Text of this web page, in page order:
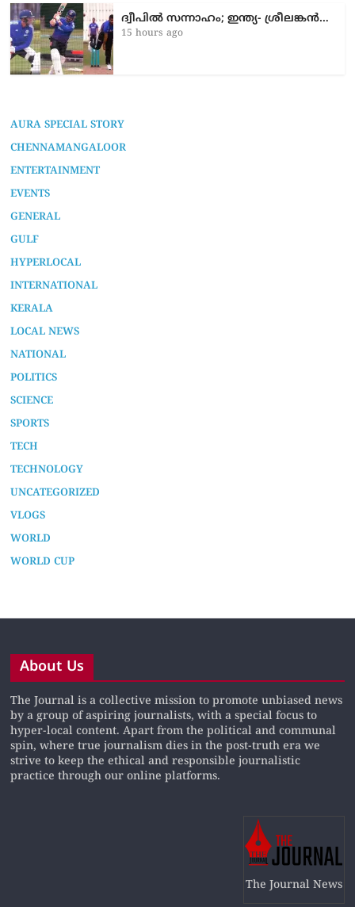
ദ്വീപിൽ സന്നാഹം; ഇന്ത്യ- ശ്രീലങ്കൻ…
15 hours ago
AURA SPECIAL STORY
CHENNAMANGALOOR
ENTERTAINMENT
EVENTS
GENERAL
GULF
HYPERLOCAL
INTERNATIONAL
KERALA
LOCAL NEWS
NATIONAL
POLITICS
SCIENCE
SPORTS
TECH
TECHNOLOGY
UNCATEGORIZED
VLOGS
WORLD
WORLD CUP
About Us
The Journal is a collective mission to promote unbiased news
by a group of aspiring journalists, with a special focus to
hyper-local content. Apart from the political and communal
spin, where true journalism dies in the post-truth era we
strive to keep the ethical and responsible journalistic
practice through our online platforms.
The Journal News